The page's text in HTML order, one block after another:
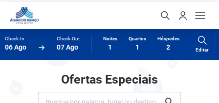
Check-In
06 Ago
Check-Out
07 Ago
Noites
1
Quartos
1
Hóspedes
2 Editar
Ofertas Especiais